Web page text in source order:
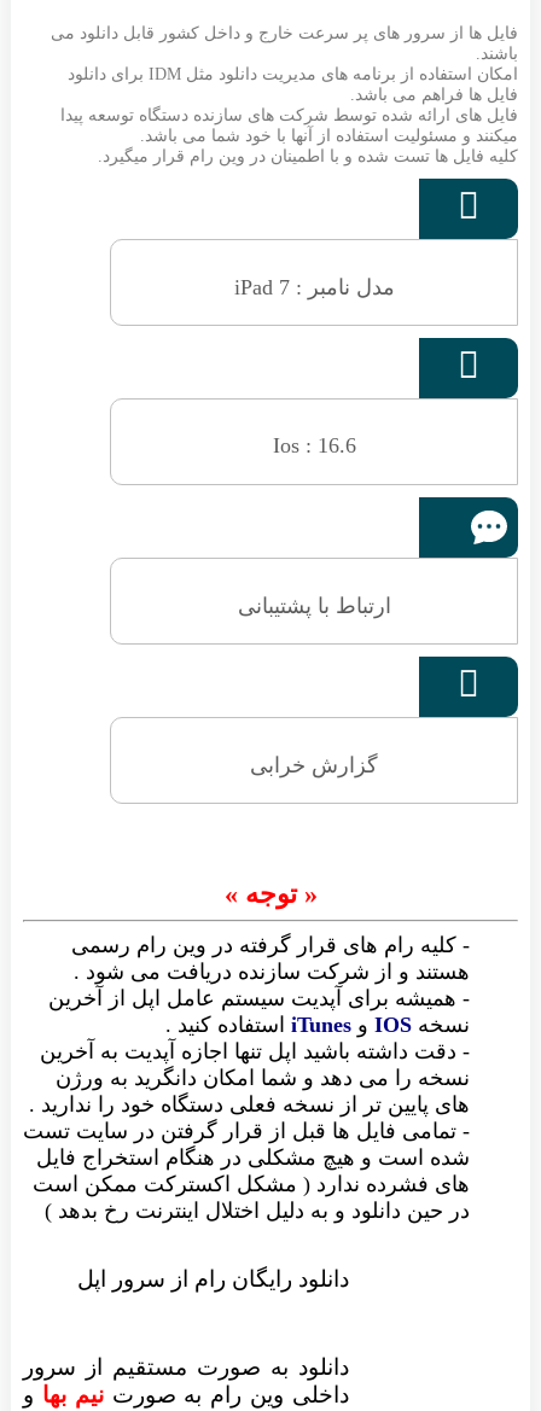
فایل ها از سرور های پر سرعت خارج و داخل کشور قابل دانلود می
باشند.
امکان استفاده از برنامه های مدیریت دانلود مثل IDM برای دانلود
فایل ها فراهم می باشد.
فایل های ارائه شده توسط شرکت های سازنده دستگاه توسعه پیدا
میکنند و مسئولیت استفاده از آنها با خود شما می باشد.
کلیه فایل ها تست شده و با اطمینان در وین رام قرار میگیرد.

مدل نامبر : iPad 7

Ios : 16.6
ارتباط با پشتیبانی

گزارش خرابی
« توجه »
- کلیه رام های قرار گرفته در وین رام رسمی
هستند و از شرکت سازنده دریافت می شود .
- همیشه برای آپدیت سیستم عامل اپل از آخرین
نسخه IOSو iTunesاستفاده کنید .
- دقت داشته باشید اپل تنها اجازه آپدیت به آخرین
نسخه را می دهد و شما امکان دانگرید به ورژن
های پایین تر از نسخه فعلی دستگاه خود را ندارید .
- تمامی فایل ها قبل از قرار گرفتن در سایت تست
شده است و هیچ مشکلی در هنگام استخراج فایل
های فشرده ندارد ( مشکل اکسترکت ممکن است
در حین دانلود و به دلیل اختلال اینترنت رخ بدهد )
دانلود رایگان رام از سرور اپل
دانلود به صورت مستقیم از سرور
داخلی وین رام به صورتنیم بها و